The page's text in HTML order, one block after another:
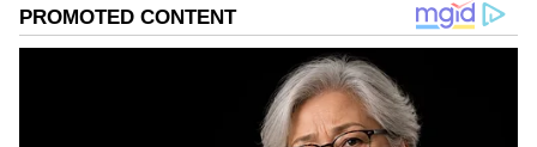
வருகிறது. EPFO 3.0 திட்டத்தின் கீழ் வரும்
இந்த வசதி மூலம், பல நாட்கள்
காத்திருக்காமல் சில நிமிடங்களிலேயே PF
பணத்தை பெற முடியும் என தகவல்கள்